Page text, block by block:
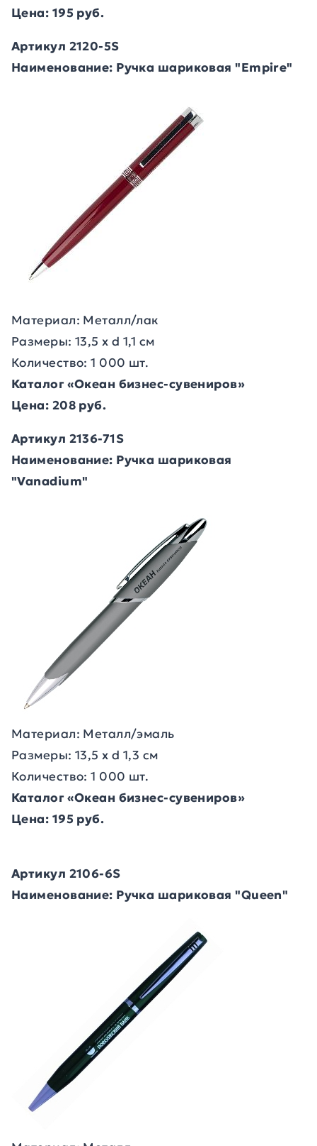
Цена: 195 руб.
Артикул 2120-5S
Наименование: Ручка шариковая "Empire"
Материал: Металл/лак
Размеры: 13,5 х d 1,1 см
Количество: 1 000 шт.
Каталог «Океан бизнес-сувениров»
Цена: 208 руб.
Артикул 2136-71S
Наименование: Ручка шариковая
"Vanadium"
Материал: Металл/эмаль
Размеры: 13,5 х d 1,3 см
Количество: 1 000 шт.
Каталог «Океан бизнес-сувениров»
Цена: 195 руб.
Артикул 2106-6S
Наименование: Ручка шариковая "Queen"